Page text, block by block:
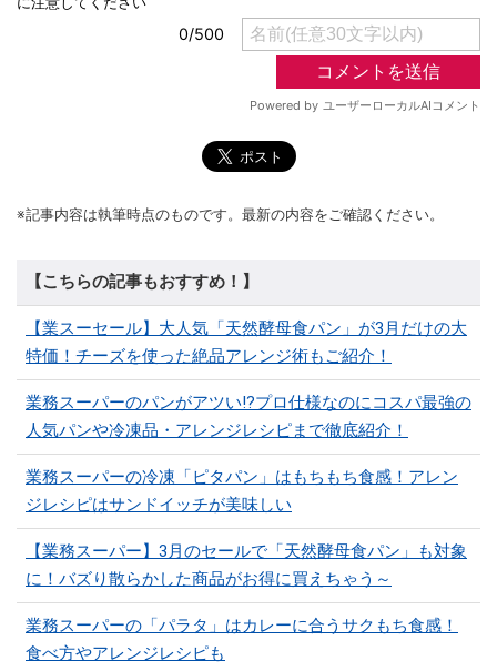
※記事内容は執筆時点のものです。最新の内容をご確認ください。
【こちらの記事もおすすめ！】
【業スーセール】大人気「天然酵母食パン」が3月だけの大
特価！チーズを使った絶品アレンジ術もご紹介！
業務スーパーのパンがアツい!?プロ仕様なのにコスパ最強の
人気パンや冷凍品・アレンジレシピまで徹底紹介！
業務スーパーの冷凍「ピタパン」はもちもち食感！アレン
ジレシピはサンドイッチが美味しい
【業務スーパー】3月のセールで「天然酵母食パン」も対象
に！バズり散らかした商品がお得に買えちゃう～
業務スーパーの「パラタ」はカレーに合うサクもち食感！
食べ方やアレンジレシピも